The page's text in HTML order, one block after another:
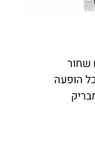
שחור
הופעה